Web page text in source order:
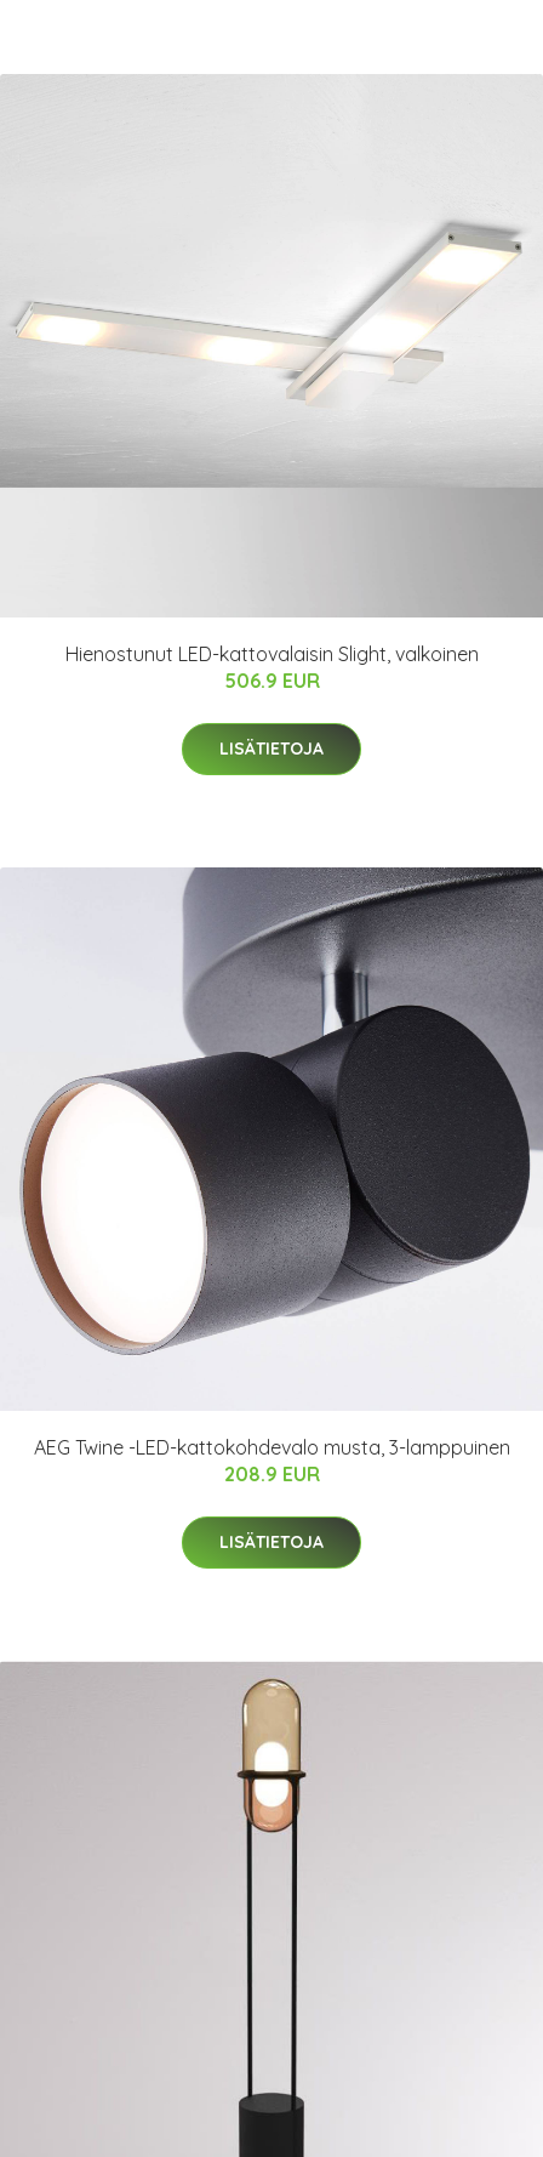
Hienostunut LED-kattovalaisin Slight, valkoinen
506.9 EUR
LISÄTIETOJA
AEG Twine -LED-kattokohdevalo musta, 3-lamppuinen
208.9 EUR
LISÄTIETOJA